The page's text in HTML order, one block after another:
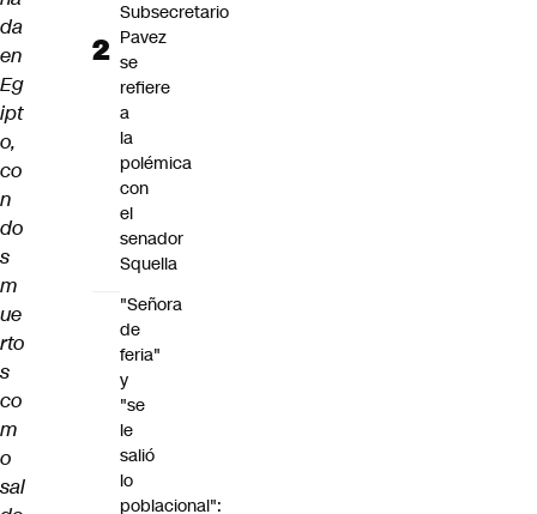
da
en
Eg
ipt
o,
co
n
do
s
m
ue
rto
s
co
m
o
sal
Subsecretario
Pavez
se
refiere
a
la
polémica
con
el
senador
Squella
"Señora
de
feria"
y
"se
le
salió
lo
poblacional":